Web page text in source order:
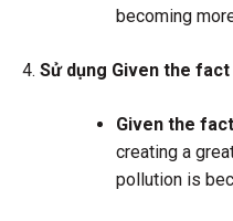
becoming
Sử dụng Given the
Given the
creating a
pollution is